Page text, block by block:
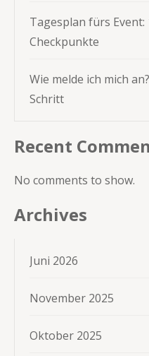
Tagesplan fürs
Checkpunkte
Wie melde ich mich
Schritt
Recent
No comments to show.
Archives
Juni 2026
November 2025
Oktober 2025